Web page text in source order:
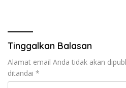
Tinggalkan Balasan
Alamat email Anda tidak akan
ditandai *